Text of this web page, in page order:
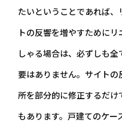
たいということであれば、
トの反響を増やすために
しゃる場合は、必ずしも
要はありません。サイト
所を部分的に修正するだけ
もあります。戸建てのケー